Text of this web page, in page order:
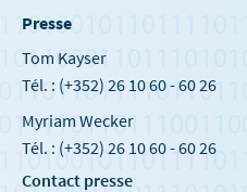
Presse
Tom Kayser
Tél. : (+352) 26 10 60 - 60 26
Myriam Wecker
Tél. : (+352) 26 10 60 - 60 26
Contact presse